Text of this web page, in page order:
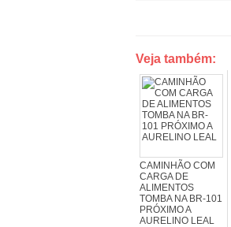
Veja também:
CAMINHÃO COM
CARGA DE
ALIMENTOS
TOMBA NA BR-101
PRÓXIMO A
AURELINO LEAL